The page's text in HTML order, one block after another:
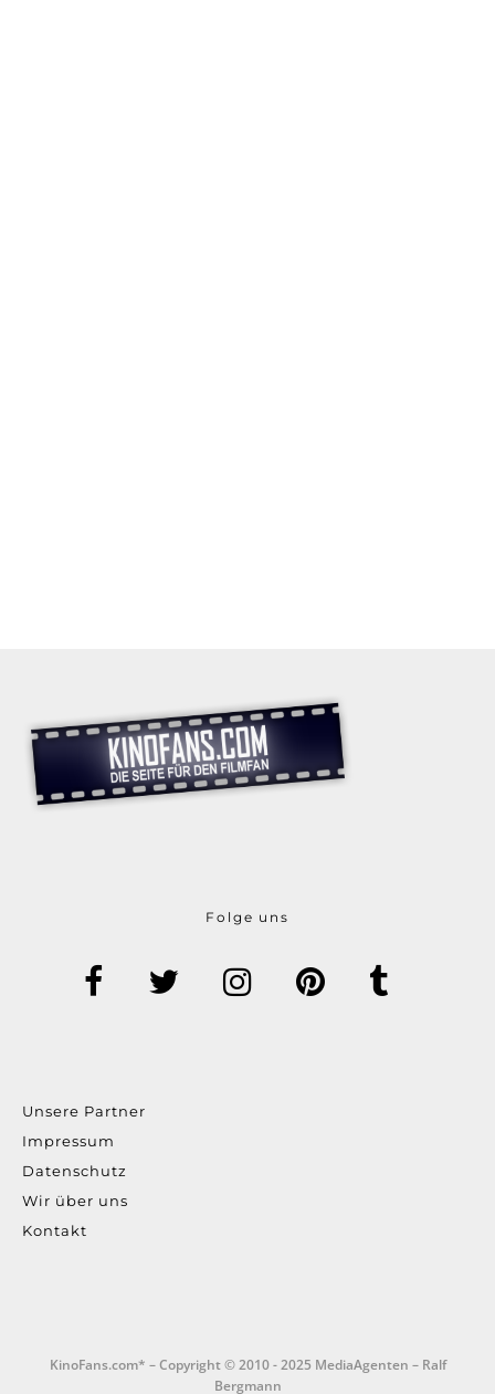
Folge uns
Unsere Partner
Impressum
Datenschutz
Wir über uns
Kontakt
KinoFans.com* – Copyright © 2010 - 2025 MediaAgenten – Ralf
Bergmann